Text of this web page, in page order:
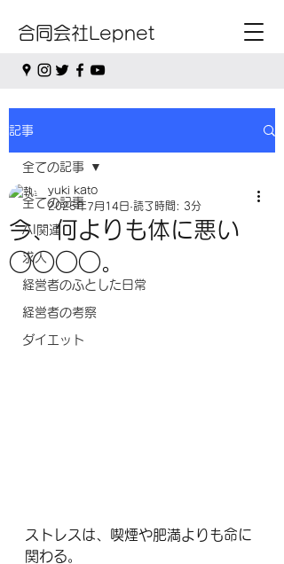
合同会社Lepnet
記事
全ての記事
AI関連
求人
経営者のふとした日常
経営者の考察
ダイエット
全ての記事
今、何よりも体に悪い
○○○○。
yuki kato
2025年7月14日 読了時間: 3分
ストレスは、喫煙や肥満よりも命に
関わる。